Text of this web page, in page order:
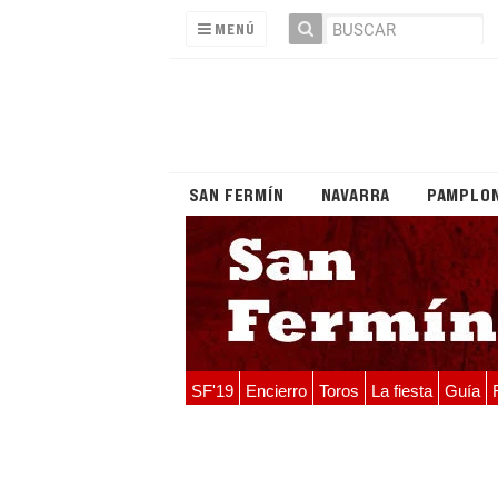
MENÚ
SAN FERMÍN NAVARRA
SF'19 Encierro Toros La fiesta Guía